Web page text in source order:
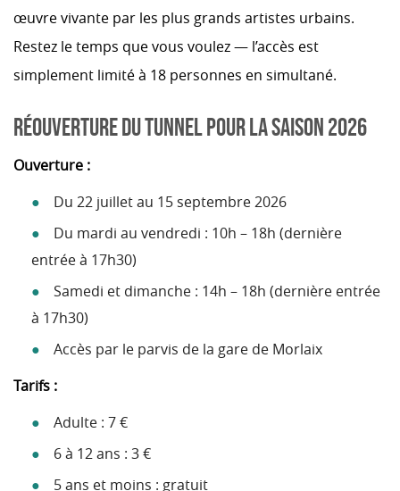
œuvre vivante par les plus grands artistes urbains.
Restez le temps que vous voulez — l’accès est
simplement limité à 18 personnes en simultané.
RÉOUVERTURE DU TUNNEL POUR LA SAISON 2026
Ouverture :
Du 22 juillet au 15 septembre 2026
Du mardi au vendredi : 10h – 18h (dernière
entrée à 17h30)
Samedi et dimanche : 14h – 18h (dernière entrée
à 17h30)
Accès par le parvis de la gare de Morlaix
Tarifs :
Adulte : 7 €
6 à 12 ans : 3 €
5 ans et moins : gratuit